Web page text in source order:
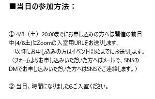
■当日の参加方法：
① 4/8（土）20:00までにお申し込みの方へは開催の前日
中(4/8土)にZoomの入室用URLをお送りします。
以降にお申し込みの方はイベント開始までにお送りします。
（フォームよりお申し込みいただいた方へはメールで、SNSの
DMでお申し込みいただいた方へはSNSでご連絡します。）
② 当日、時間になりましたらご入室ください。